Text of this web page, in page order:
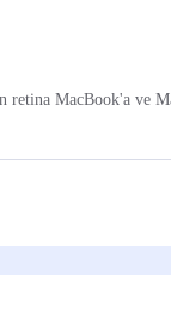
retina MacBook'a ve